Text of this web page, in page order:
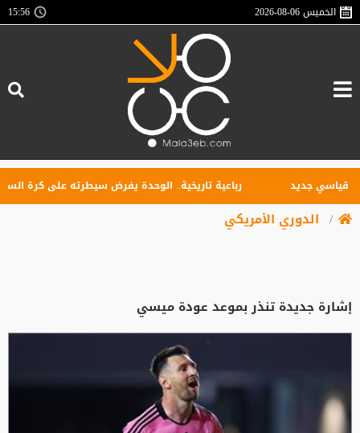
الخميس2026-08-06
15:56
رباعية تاريخية.. الوحدة يفرض سيطرته على كرة السلة
الدوري الأمريكي
إشارة جديدة تنذر بموعد عودة ميسي